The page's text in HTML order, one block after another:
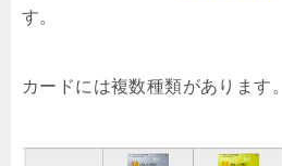
す。
カードには複数種類があります。